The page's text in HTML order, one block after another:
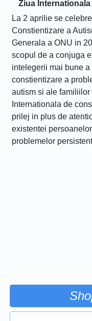
Ziua
La 2 aprilie se
Constientizare a
Generala a ONU in
scopul de a conjuga
intelegerii mai bune
constientizare a
autism si ale familiilor
Internationala de
prilej in plus de
existentei
problemelor